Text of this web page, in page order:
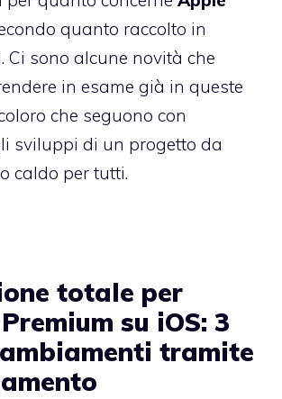
quanto raccolto in
Ci sono alcune novità che
in esame già in queste
che seguono con
sviluppi di un progetto da
caldo per tutti.
totale per
su iOS: 3
tramite